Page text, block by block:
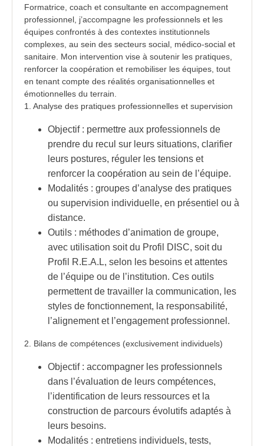
Formatrice, coach et consultante en accompagnement
professionnel, j’accompagne les professionnels et les
équipes confrontés à des contextes institutionnels
complexes, au sein des secteurs social, médico-social et
sanitaire. Mon intervention vise à soutenir les pratiques,
renforcer la coopération et remobiliser les équipes, tout
en tenant compte des réalités organisationnelles et
émotionnelles du terrain.
1. Analyse des pratiques professionnelles et supervision
Objectif : permettre aux professionnels de
prendre du recul sur leurs situations, clarifier
leurs postures, réguler les tensions et
renforcer la coopération au sein de l’équipe.
Modalités : groupes d’analyse des pratiques
ou supervision individuelle, en présentiel ou à
distance.
Outils : méthodes d’animation de groupe,
avec utilisation soit du Profil DISC, soit du
Profil R.E.A.L, selon les besoins et attentes
de l’équipe ou de l’institution. Ces outils
permettent de travailler la communication, les
styles de fonctionnement, la responsabilité,
l’alignement et l’engagement professionnel.
2. Bilans de compétences (exclusivement individuels)
Objectif : accompagner les professionnels
dans l’évaluation de leurs compétences,
l’identification de leurs ressources et la
construction de parcours évolutifs adaptés à
leurs besoins.
Modalités : entretiens individuels, tests,